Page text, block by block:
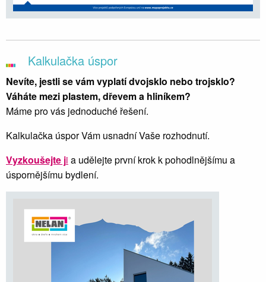
Kalkulačka úspor
Nevíte, jestli se vám vyplatí dvojsklo nebo trojsklo?
Váháte mezi plastem, dřevem a hliníkem?
Máme pro vás jednoduché řešení.
Kalkulačka úspor Vám usnadní Vaše rozhodnutí.
Vyzkoušejte ji a udělejte první krok k pohodlnějšímu a
úspornějšímu bydlení.